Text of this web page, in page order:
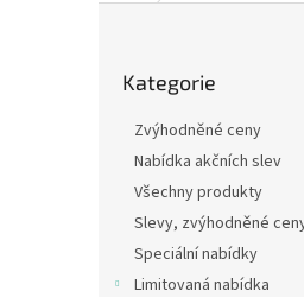
kategorie
Kategorie
Zvýhodněné ceny
Nabídka akčních slev
Všechny produkty
Slevy, zvýhodněné
Speciální nabídky
Limitovaná nabídka